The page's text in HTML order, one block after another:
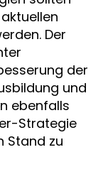
Der
der
und
ebenfalls
Strategie
Stand zu